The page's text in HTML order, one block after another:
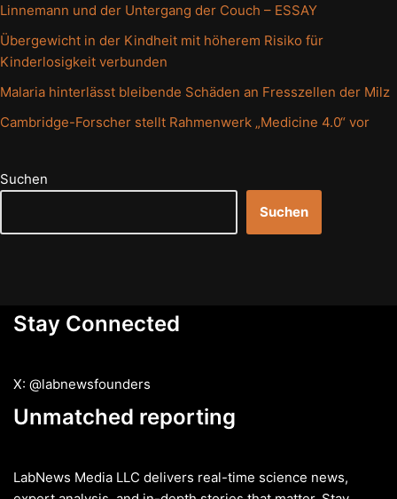
Linnemann und der Untergang der Couch – ESSAY
Übergewicht in der Kindheit mit höherem Risiko für
Kinderlosigkeit verbunden
Malaria hinterlässt bleibende Schäden an Fresszellen der Milz
Cambridge-Forscher stellt Rahmenwerk „Medicine 4.0“ vor
Suchen
Suchen
Stay Connected
X: @labnewsfounders
Unmatched reporting
LabNews Media LLC delivers real-time science news,